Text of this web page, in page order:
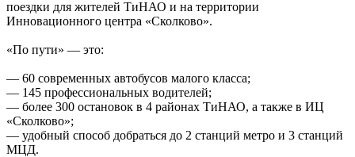
поездки для жителей ТиНАО и на территории
Инновационного центра «Сколково».
«По пути» — это:
— 60 современных автобусов малого класса;
— 145 профессиональных водителей;
— более 300 остановок в 4 районах ТиНАО, а также в ИЦ
«Сколково»;
— удобный способ добраться до 2 станций метро и 3 станций
МЦД.